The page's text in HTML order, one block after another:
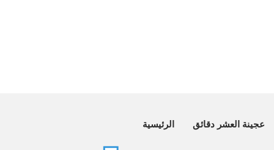
عجينة العشر دقائق الرئيسية